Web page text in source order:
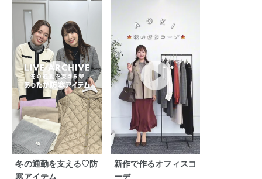
冬の通勤を支える♡防
寒アイテム
新作で作るオフィスコ
ーデ